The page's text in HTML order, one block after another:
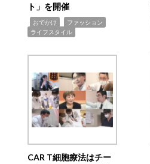
ト」を開催
おでかけ ファッション
ライフスタイル
CAR T細胞療法はチー